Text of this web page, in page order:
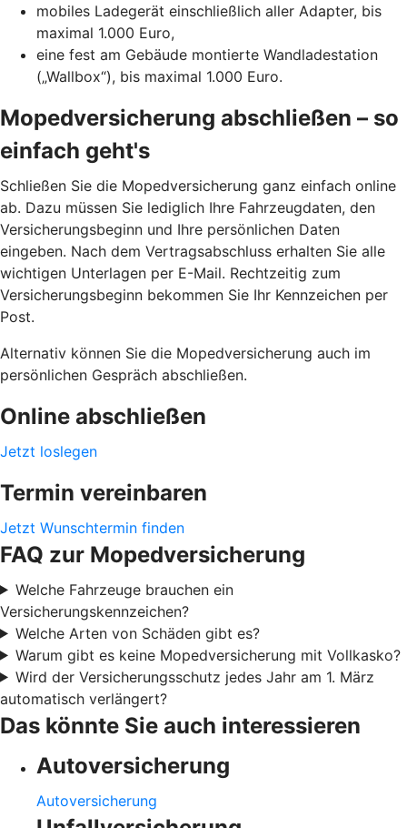
mobiles Ladegerät einschließlich aller Adapter, bis
maximal 1.000 Euro,
eine fest am Gebäude montierte Wandladestation
(„Wallbox“), bis maximal 1.000 Euro.
Mopedversicherung abschließen – so
einfach geht's
Schließen Sie die Mopedversicherung ganz einfach online
ab. Dazu müssen Sie lediglich Ihre Fahrzeugdaten, den
Versicherungsbeginn und Ihre persönlichen Daten
eingeben. Nach dem Vertragsabschluss erhalten Sie alle
wichtigen Unterlagen per E-Mail. Rechtzeitig zum
Versicherungsbeginn bekommen Sie Ihr Kennzeichen per
Post.
Alternativ können Sie die Mopedversicherung auch im
persönlichen Gespräch abschließen.
Online abschließen
Jetzt loslegen
Termin vereinbaren
Jetzt Wunschtermin finden
FAQ zur Mopedversicherung
Welche Fahrzeuge brauchen ein
Versicherungskennzeichen?
Welche Arten von Schäden gibt es?
Warum gibt es keine Mopedversicherung mit Vollkasko?
Wird der Versicherungsschutz jedes Jahr am 1. März
automatisch verlängert?
Das könnte Sie auch interessieren
Autoversicherung
Autoversicherung